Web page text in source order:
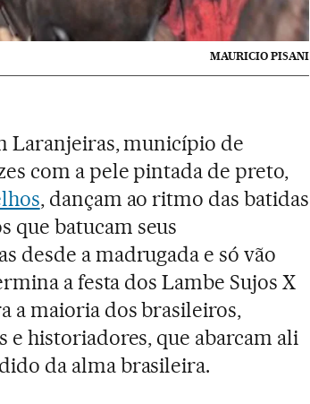
MAURICIO PISANI
Laranjeiras, município de
com a pele pintada de preto,
, dançam ao ritmo das batidas
que batucam seus
desde a madrugada e só vão
a festa dos Lambe Sujos X
a maioria dos brasileiros,
historiadores, que abarcam ali
da alma brasileira.